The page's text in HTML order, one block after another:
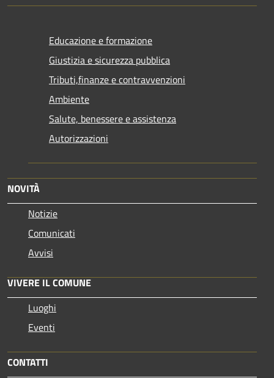
Educazione e formazione
Giustizia e sicurezza pubblica
Tributi,finanze e contravvenzioni
Ambiente
Salute, benessere e assistenza
Autorizzazioni
NOVITÀ
Notizie
Comunicati
Avvisi
VIVERE IL COMUNE
Luoghi
Eventi
CONTATTI